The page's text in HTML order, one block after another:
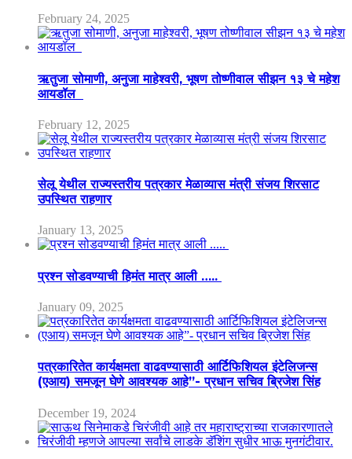
February 24, 2025
ऋतुजा सोमाणी, अनुजा माहेश्वरी, भूषण तोष्णीवाल सीझन १३ चे महेश
आयडॉल
February 12, 2025
सेलू येथील राज्यस्तरीय पत्रकार मेळाव्यास मंत्री संजय शिरसाट
उपस्थित राहणार
January 13, 2025
प्रश्न सोडवण्याची हिमंत मात्र आली …..
January 09, 2025
पत्रकारितेत कार्यक्षमता वाढवण्यासाठी आर्टिफिशियल इंटेलिजन्स
(एआय) समजून घेणे आवश्यक आहे”- प्रधान सचिव ब्रिजेश सिंह
December 19, 2024